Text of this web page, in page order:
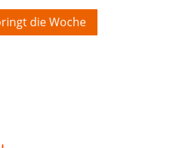
die Woche